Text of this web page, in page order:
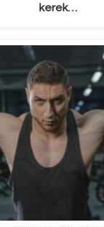
kerek…